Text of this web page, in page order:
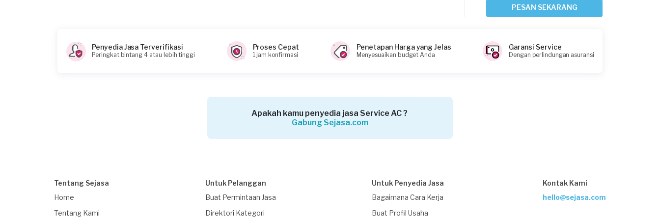
Bekasi Kota, Jawa Barat
Request Fulfilled
Bogor Kota, Jawa Barat
Bekasi Kota, Jawa Barat
PESAN SEKARANG
Penyedia Jasa Terverifikasi
Peringkat bintang 4 atau lebih tinggi
Proses Cepat
1 jam konfirmasi
Penetapan Harga yang Jelas
Menyesuaikan budget Anda
Garansi Service
Dengan perlindungan asuransi
Apakah kamu penyedia jasa Service AC ?
Gabung Sejasa.com
Tentang Sejasa
Home
Tentang Kami
Untuk Pelanggan
Buat Permintaan Jasa
Direktori Kategori
Untuk Penyedia Jasa
Bagaimana Cara Kerja
Buat Profil Usaha
Kontak Kami
hello@sejasa.com